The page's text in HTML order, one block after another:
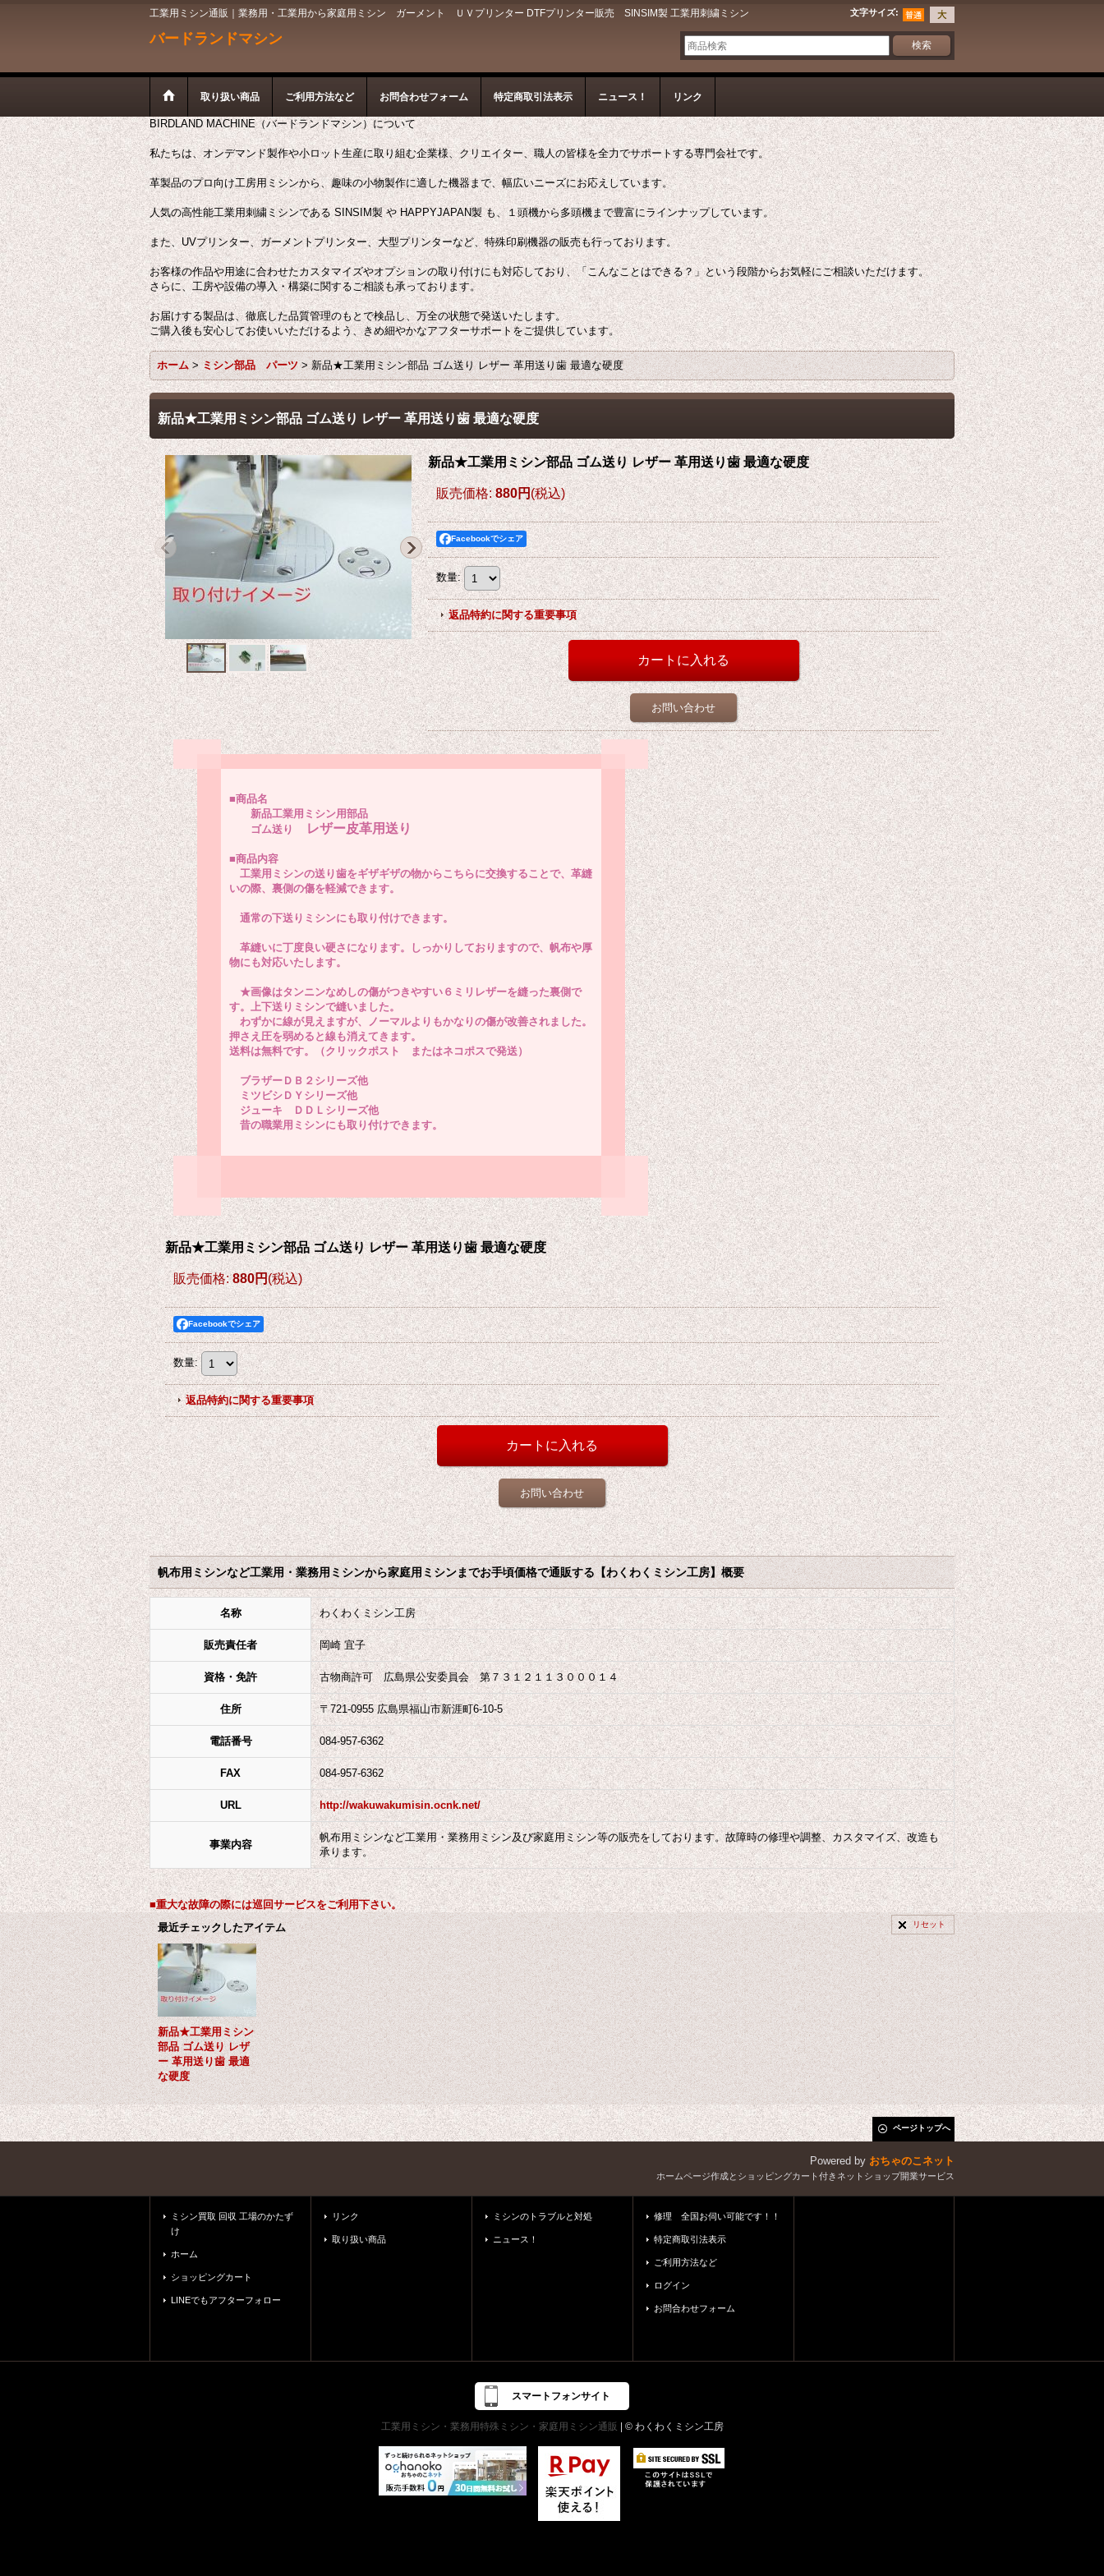
工業用ミシン通販｜業務用・工業用から家庭用ミシン ガーメント ＵＶプリンター DTFプリンター販売 SINSIM製 工業用刺繍ミシン 文字サイズ:
バードランドマシン
取り扱い商品 ご利用方法など お問合わせフォーム 特定商取引法表示 ニュース！ リンク
BIRDLAND MACHINE（バードランドマシン）について
私たちは、オンデマンド製作や小ロット生産に取り組む企業様、クリエイター、職人の皆様を全力でサポートする専門会社です。
革製品のプロ向け工房用ミシンから、趣味の小物製作に適した機器まで、幅広いニーズにお応えしています。
人気の高性能工業用刺繍ミシンである SINSIM製 や HAPPYJAPAN製 も、１頭機から多頭機まで豊富にラインナップしています。
また、UVプリンター、ガーメントプリンター、大型プリンターなど、特殊印刷機器の販売も行っております。
お客様の作品や用途に合わせたカスタマイズやオプションの取り付けにも対応しており、「こんなことはできる？」という段階からお気軽にご相談いただけます。
さらに、工房や設備の導入・構築に関するご相談も承っております。
お届けする製品は、徹底した品質管理のもとで検品し、万全の状態で発送いたします。
ご購入後も安心してお使いいただけるよう、きめ細やかなアフターサポートをご提供しています。
ホーム > ミシン部品 パーツ > 新品★工業用ミシン部品 ゴム送り レザー 革用送り歯 最適な硬度
新品★工業用ミシン部品 ゴム送り レザー 革用送り歯 最適な硬度
新品★工業用ミシン部品 ゴム送り レザー 革用送り歯 最適な硬度
販売価格: 880円(税込)
Facebookでシェア
数量:
返品特約に関する重要事項
お問い合わせ
■商品名
新品工業用ミシン用部品
ゴム送り
レザー皮革用送り
■商品内容
工業用ミシンの送り歯をギザギザの物からこちらに交換することで、革縫
いの際、裏側の傷を軽減できます。
通常の下送りミシンにも取り付けできます。
革縫いに丁度良い硬さになります。しっかりしておりますので、帆布や厚
物にも対応いたします。
★画像はタンニンなめしの傷がつきやすい６ミリレザーを縫った裏側で
す。上下送りミシンで縫いました。
わずかに線が見えますが、ノーマルよりもかなりの傷が改善されました。
押さえ圧を弱めると線も消えてきます。
送料は無料です。（クリックポスト またはネコポスで発送）
ブラザーＤＢ２シリーズ他
ミツビシＤＹシリーズ他
ジューキ ＤＤＬシリーズ他
昔の職業用ミシンにも取り付けできます。
新品★工業用ミシン部品 ゴム送り レザー 革用送り歯 最適な硬度
販売価格: 880円(税込)
Facebookでシェア
数量:
返品特約に関する重要事項
お問い合わせ
帆布用ミシンなど工業用・業務用ミシンから家庭用ミシンまでお手頃価格で通販する【わくわくミシン工房】概要
名称 わくわくミシン工房
販売責任者 岡崎 宜子
資格・免許 古物商許可 広島県公安委員会 第７３１２１１３０００１４
住所 〒721-0955 広島県福山市新涯町6-10-5
電話番号 084-957-6362
FAX 084-957-6362
URL http://wakuwakumisin.ocnk.net/
事業内容
帆布用ミシンなど工業用・業務用ミシン及び家庭用ミシン等の販売をしております。故障時の修理や調整、カスタマイズ、改造も
承ります。
■重大な故障の際には巡回サービスをご利用下さい。
最近チェックしたアイテム
リセット
新品★工業用ミシン
部品 ゴム送り レザ
ー 革用送り歯 最適
な硬度
ページトップへ
Powered by おちゃのこネット
ホームページ作成とショッピングカート付きネットショップ開業サービス
ミシン買取 回収 工場のかたず
け
ホーム
ショッピングカート
LINEでもアフターフォロー
リンク
取り扱い商品
ミシンのトラブルと対処
ニュース！
修理 全国お伺い可能です！！
特定商取引法表示
ご利用方法など
ログイン
お問合わせフォーム
スマートフォンサイト
工業用ミシン・業務用特殊ミシン・家庭用ミシン通販 | © わくわくミシン工房